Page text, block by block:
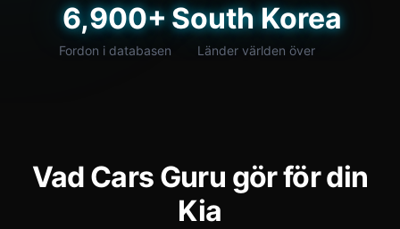
6,900+
Fordon i databasen
South Korea
Länder världen över
Vad Cars Guru gör för din
Kia